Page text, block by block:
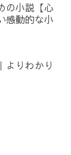
の小説【心
感動的な小
よりわかり